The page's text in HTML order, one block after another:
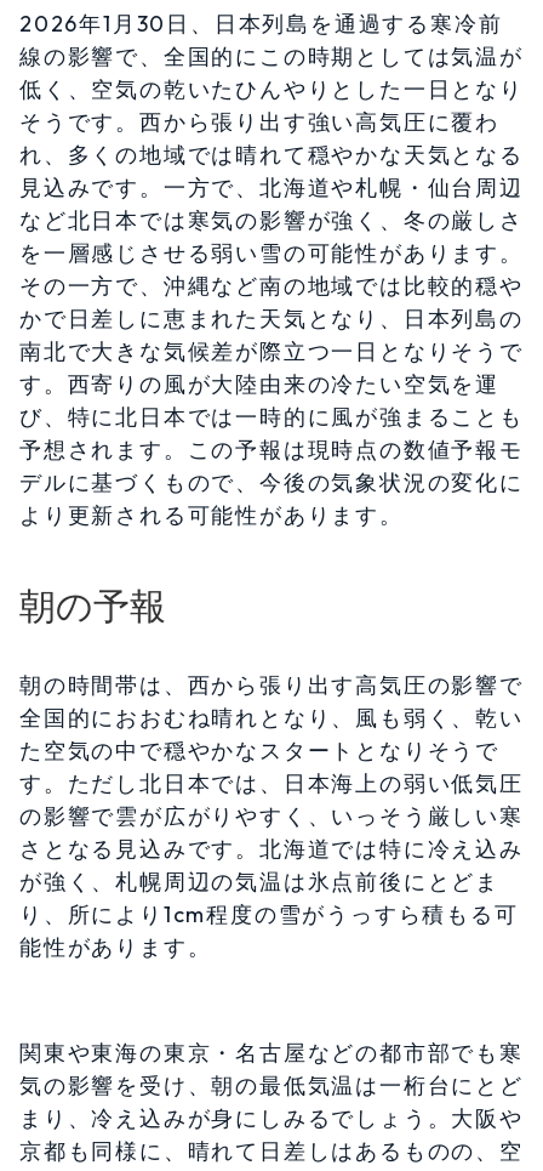
2026年1月30日、日本列島を通過する寒冷前
線の影響で、全国的にこの時期としては気温が
低く、空気の乾いたひんやりとした一日となり
そうです。西から張り出す強い高気圧に覆わ
れ、多くの地域では晴れて穏やかな天気となる
見込みです。一方で、北海道や札幌・仙台周辺
など北日本では寒気の影響が強く、冬の厳しさ
を一層感じさせる弱い雪の可能性があります。
その一方で、沖縄など南の地域では比較的穏や
かで日差しに恵まれた天気となり、日本列島の
南北で大きな気候差が際立つ一日となりそうで
す。西寄りの風が大陸由来の冷たい空気を運
び、特に北日本では一時的に風が強まることも
予想されます。この予報は現時点の数値予報モ
デルに基づくもので、今後の気象状況の変化に
より更新される可能性があります。
朝の予報
朝の時間帯は、西から張り出す高気圧の影響で
全国的におおむね晴れとなり、風も弱く、乾い
た空気の中で穏やかなスタートとなりそうで
す。ただし北日本では、日本海上の弱い低気圧
の影響で雲が広がりやすく、いっそう厳しい寒
さとなる見込みです。北海道では特に冷え込み
が強く、札幌周辺の気温は氷点前後にとどま
り、所により1cm程度の雪がうっすら積もる可
能性があります。
関東や東海の東京・名古屋などの都市部でも寒
気の影響を受け、朝の最低気温は一桁台にとど
まり、冷え込みが身にしみるでしょう。大阪や
京都も同様に、晴れて日差しはあるものの、空